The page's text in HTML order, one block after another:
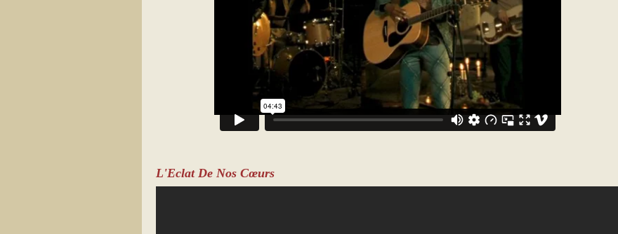
L'Eclat De Nos Cœurs